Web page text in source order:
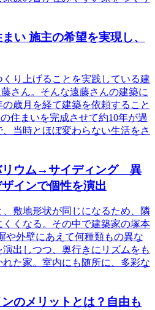
い 施主の希望を実現し、
り上げることを実践している建
さん。そんな遠藤さんの建築に
歳月を経て建築を依頼すること
住まいを完成させて約10年が過
当時とほぼ変わらない生活をさ
ウム→サイディング 異
インで個性を演出
敷地形状が同じになるため、隣
くなる。その中で建築家の塚本
や外壁にあえて何種類もの異な
出しつつ、奥行きにリズムをも
た家。室内にも随所に、多彩な
のメリットとは？自由も